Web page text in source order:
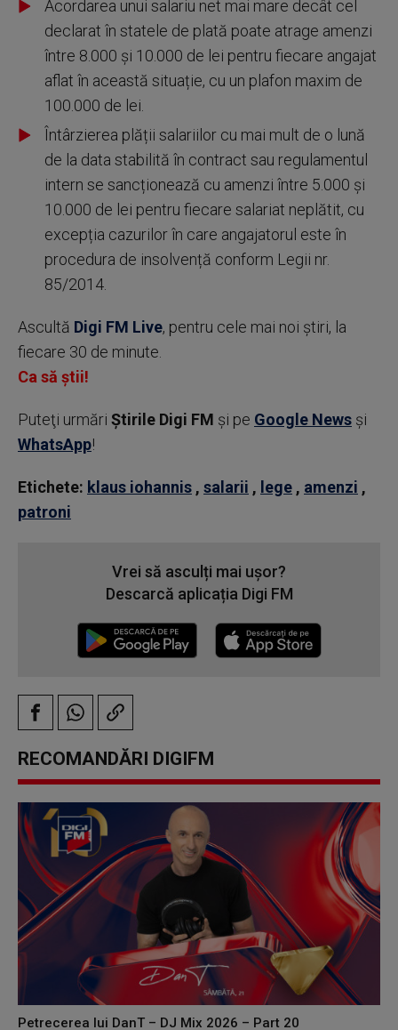
Acordarea unui salariu net mai mare decât cel
declarat în statele de plată poate atrage amenzi
între 8.000 și 10.000 de lei pentru fiecare angajat
aflat în această situație, cu un plafon maxim de
100.000 de lei.
Întârzierea plății salariilor cu mai mult de o lună
de la data stabilită în contract sau regulamentul
intern se sancționează cu amenzi între 5.000 și
10.000 de lei pentru fiecare salariat neplătit, cu
excepția cazurilor în care angajatorul este în
procedura de insolvență conform Legii nr.
85/2014.
Ascultă Digi FM Live, pentru cele mai noi știri, la
fiecare 30 de minute.
Ca să știi!
Puteţi urmări Știrile Digi FM şi pe Google News şi
WhatsApp!
Etichete: klaus iohannis , salarii , lege , amenzi ,
patroni
Vrei să asculți mai ușor?
Descarcă aplicația Digi FM
RECOMANDĂRI DIGIFM
Petrecerea lui DanT – DJ Mix 2026 – Part 20